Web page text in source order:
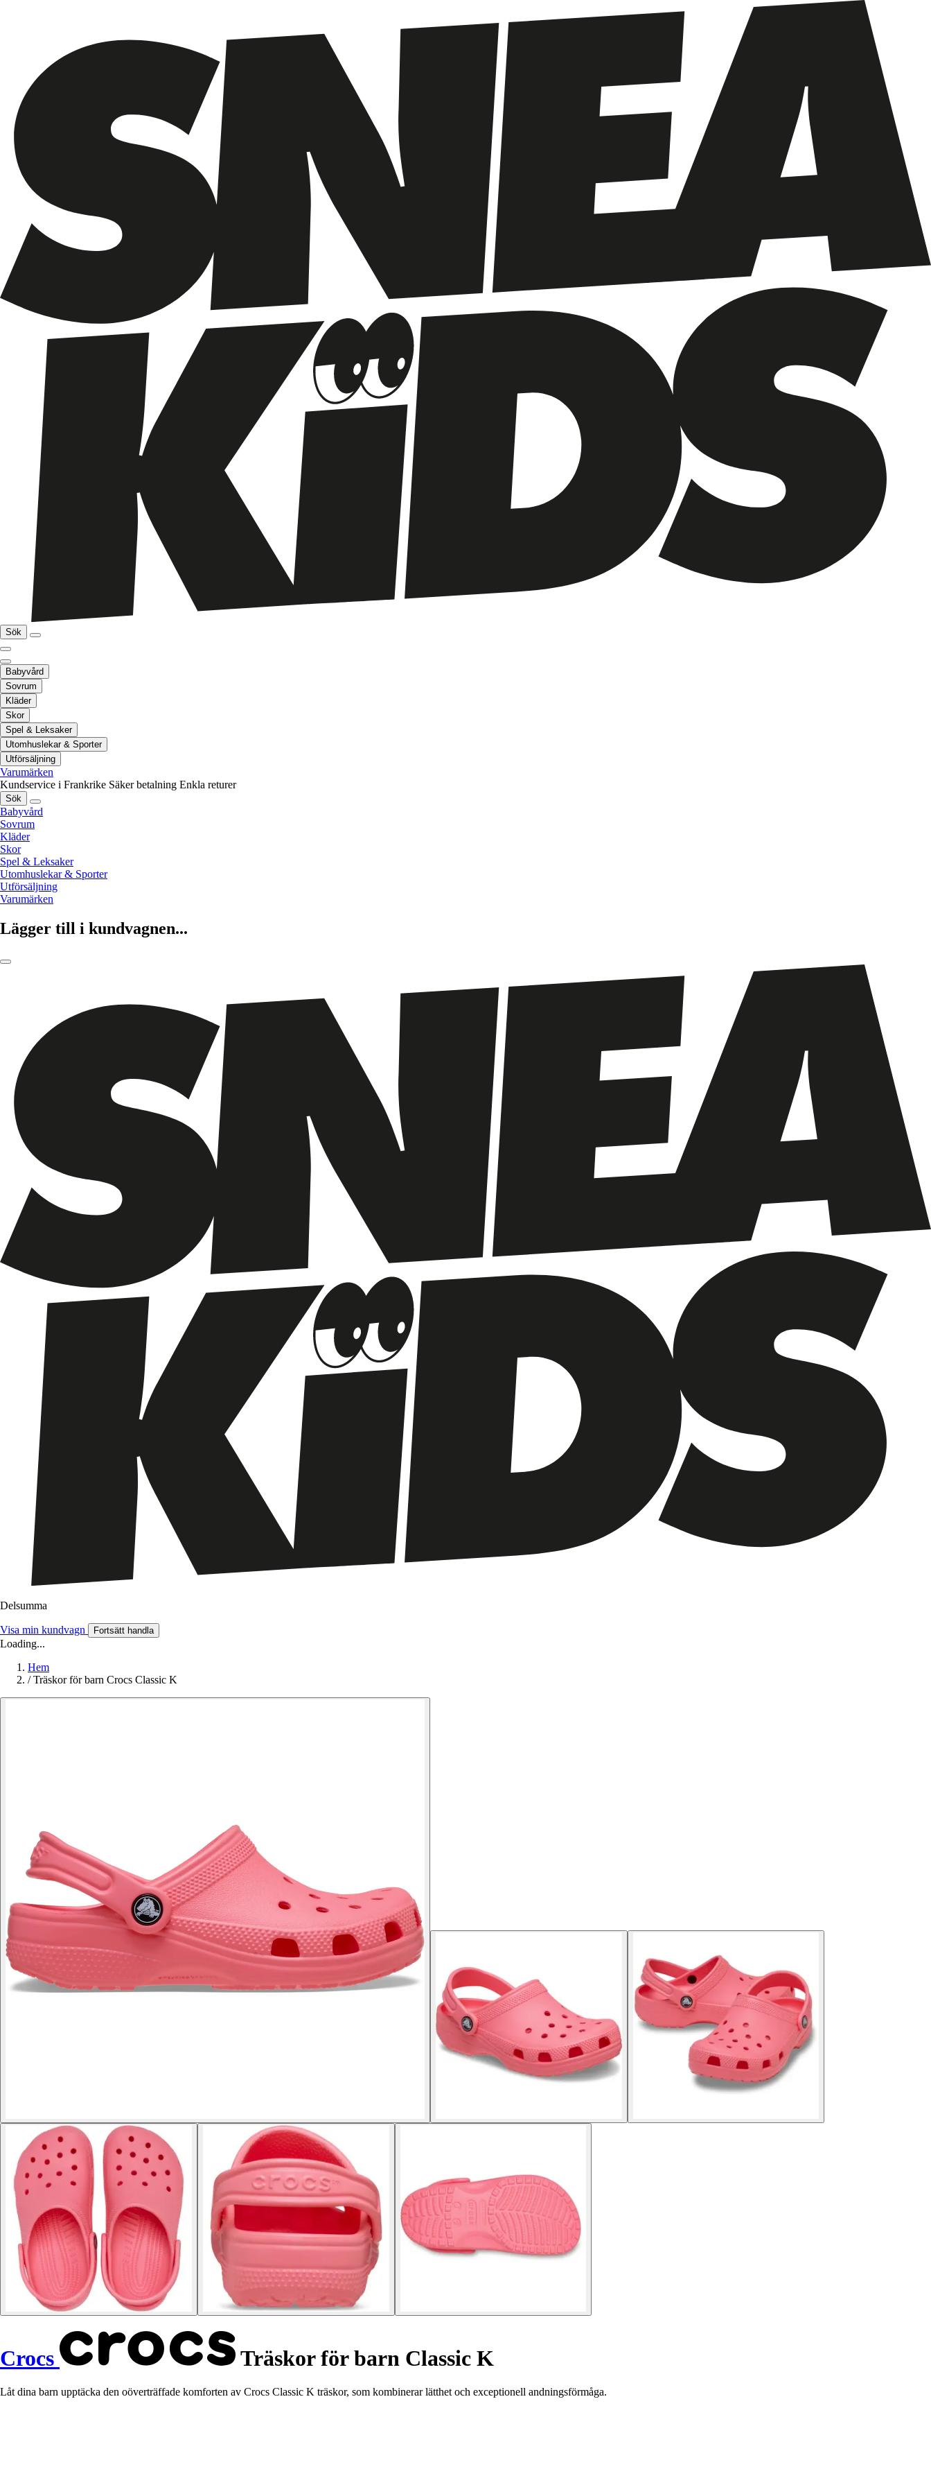
Sök
Babyvård
Sovrum
Kläder
Skor
Spel & Leksaker
Utomhuslekar & Sporter
Utförsäljning
Varumärken
Kundservice i Frankrike Säker betalning Enkla returer
Sök
Babyvård
Sovrum
Kläder
Skor
Spel & Leksaker
Utomhuslekar & Sporter
Utförsäljning
Varumärken
Lägger till i kundvagnen...
Delsumma
Visa min kundvagn Fortsätt handla
Loading...
Hem
/ Träskor för barn Crocs Classic K
Crocs Träskor för barn Classic K
Låt dina barn upptäcka den oöverträffade komforten av Crocs Classic K träskor, som kombinerar lätthet och exceptionell andningsförmåga.